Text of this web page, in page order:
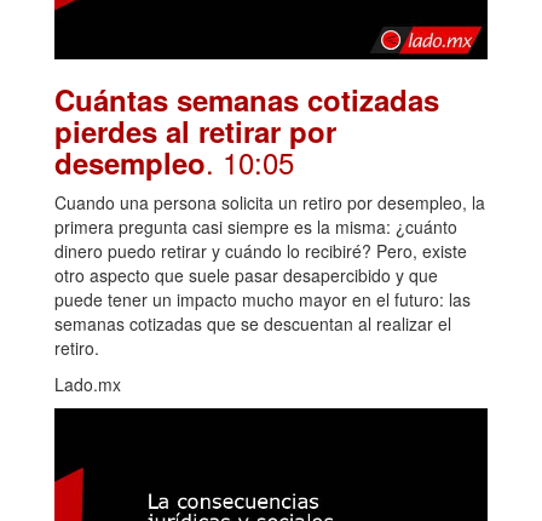
Cuántas semanas cotizadas
pierdes al retirar por
desempleo. 10:05
Cuando una persona solicita un retiro por desempleo, la
primera pregunta casi siempre es la misma: ¿cuánto
dinero puedo retirar y cuándo lo recibiré? Pero, existe
otro aspecto que suele pasar desapercibido y que
puede tener un impacto mucho mayor en el futuro: las
semanas cotizadas que se descuentan al realizar el
retiro.
Lado.mx